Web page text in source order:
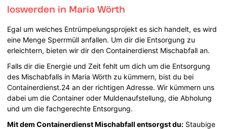
loswerden in Maria Wörth
Egal um welches Entrümpelungsprojekt es sich handelt, es wird
eine Menge Sperrmüll anfallen. Um dir die Entsorgung zu
erleichtern, bieten wir dir den Containerdienst Mischabfall an.
Falls dir die Energie und Zeit fehlt um dich um die Entsorgung
des Mischabfalls in Maria Wörth zu kümmern, bist du bei
Containerdienst.24 an der richtigen Adresse. Wir kümmern uns
dabei um die Container oder Muldenaufstellung, die Abholung
und um die fachgerechte Entsorgung.
Mit dem Containerdienst Mischabfall entsorgst du: Staubige